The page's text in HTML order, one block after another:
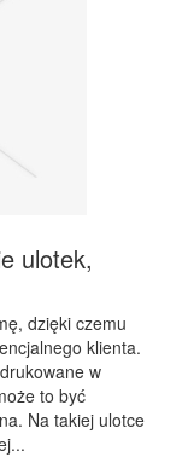
ulotek,
dzięki czemu
klienta.
w
to być
Na takiej ulotce